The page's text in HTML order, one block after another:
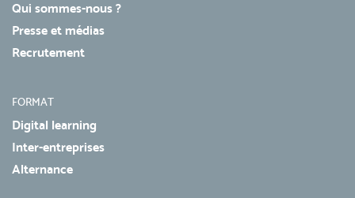
Qui sommes-nous ?
Presse et médias
Recrutement
FORMAT
Digital learning
Inter-entreprises
Alternance